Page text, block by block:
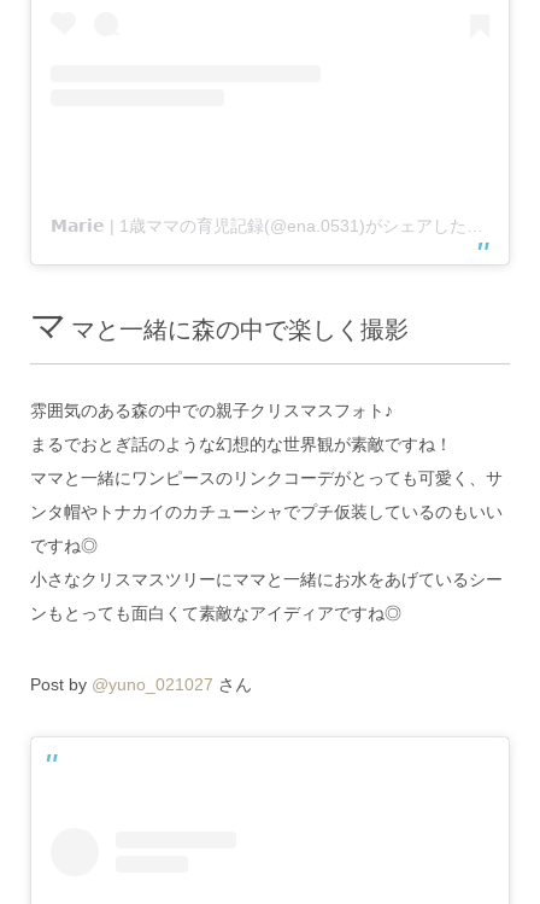
マ マと一緒に森の中で楽しく撮影
雰囲気のある森の中での親子クリスマスフォト♪
まるでおとぎ話のような幻想的な世界観が素敵ですね！
ママと一緒にワンピースのリンクコーデがとっても可愛く、サ
ンタ帽やトナカイのカチューシャでプチ仮装しているのもいい
ですね◎
小さなクリスマスツリーにママと一緒にお水をあげているシー
ンもとっても面白くて素敵なアイディアですね◎
Post by @yuno_021027 さん